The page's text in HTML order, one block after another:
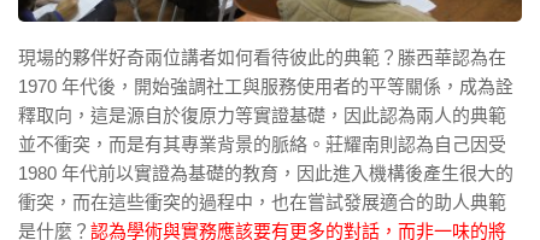
現場的夥伴好奇兩位講者如何看待彼此的典範？滕西華認為在
1970 年代後，開始強調社工與服務使用者的平等關係，成為詮
釋取向，這是源自於復原力等實證基礎，因此認為兩人的典範
並不衝突，而是有其專業背景的脈絡。莊耀南則認為自己因受
1980 年代前以實證為基礎的教育，因此進入機構後產生很大的
衝突，而在這些衝突的過程中，也在嘗試發展適合的助人典範
是什麼？ 認為學術與實務應該要有更多的對話，而非一味的將